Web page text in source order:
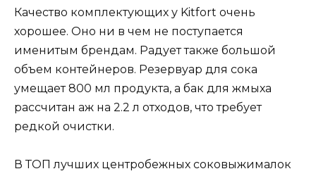
Качество комплектующих у Kitfort очень
хорошее. Оно ни в чем не поступается
именитым брендам. Радует также большой
объем контейнеров. Резервуар для сока
умещает 800 мл продукта, а бак для жмыха
рассчитан аж на 2.2 л отходов, что требует
редкой очистки.
В ТОП лучших центробежных соковыжималок